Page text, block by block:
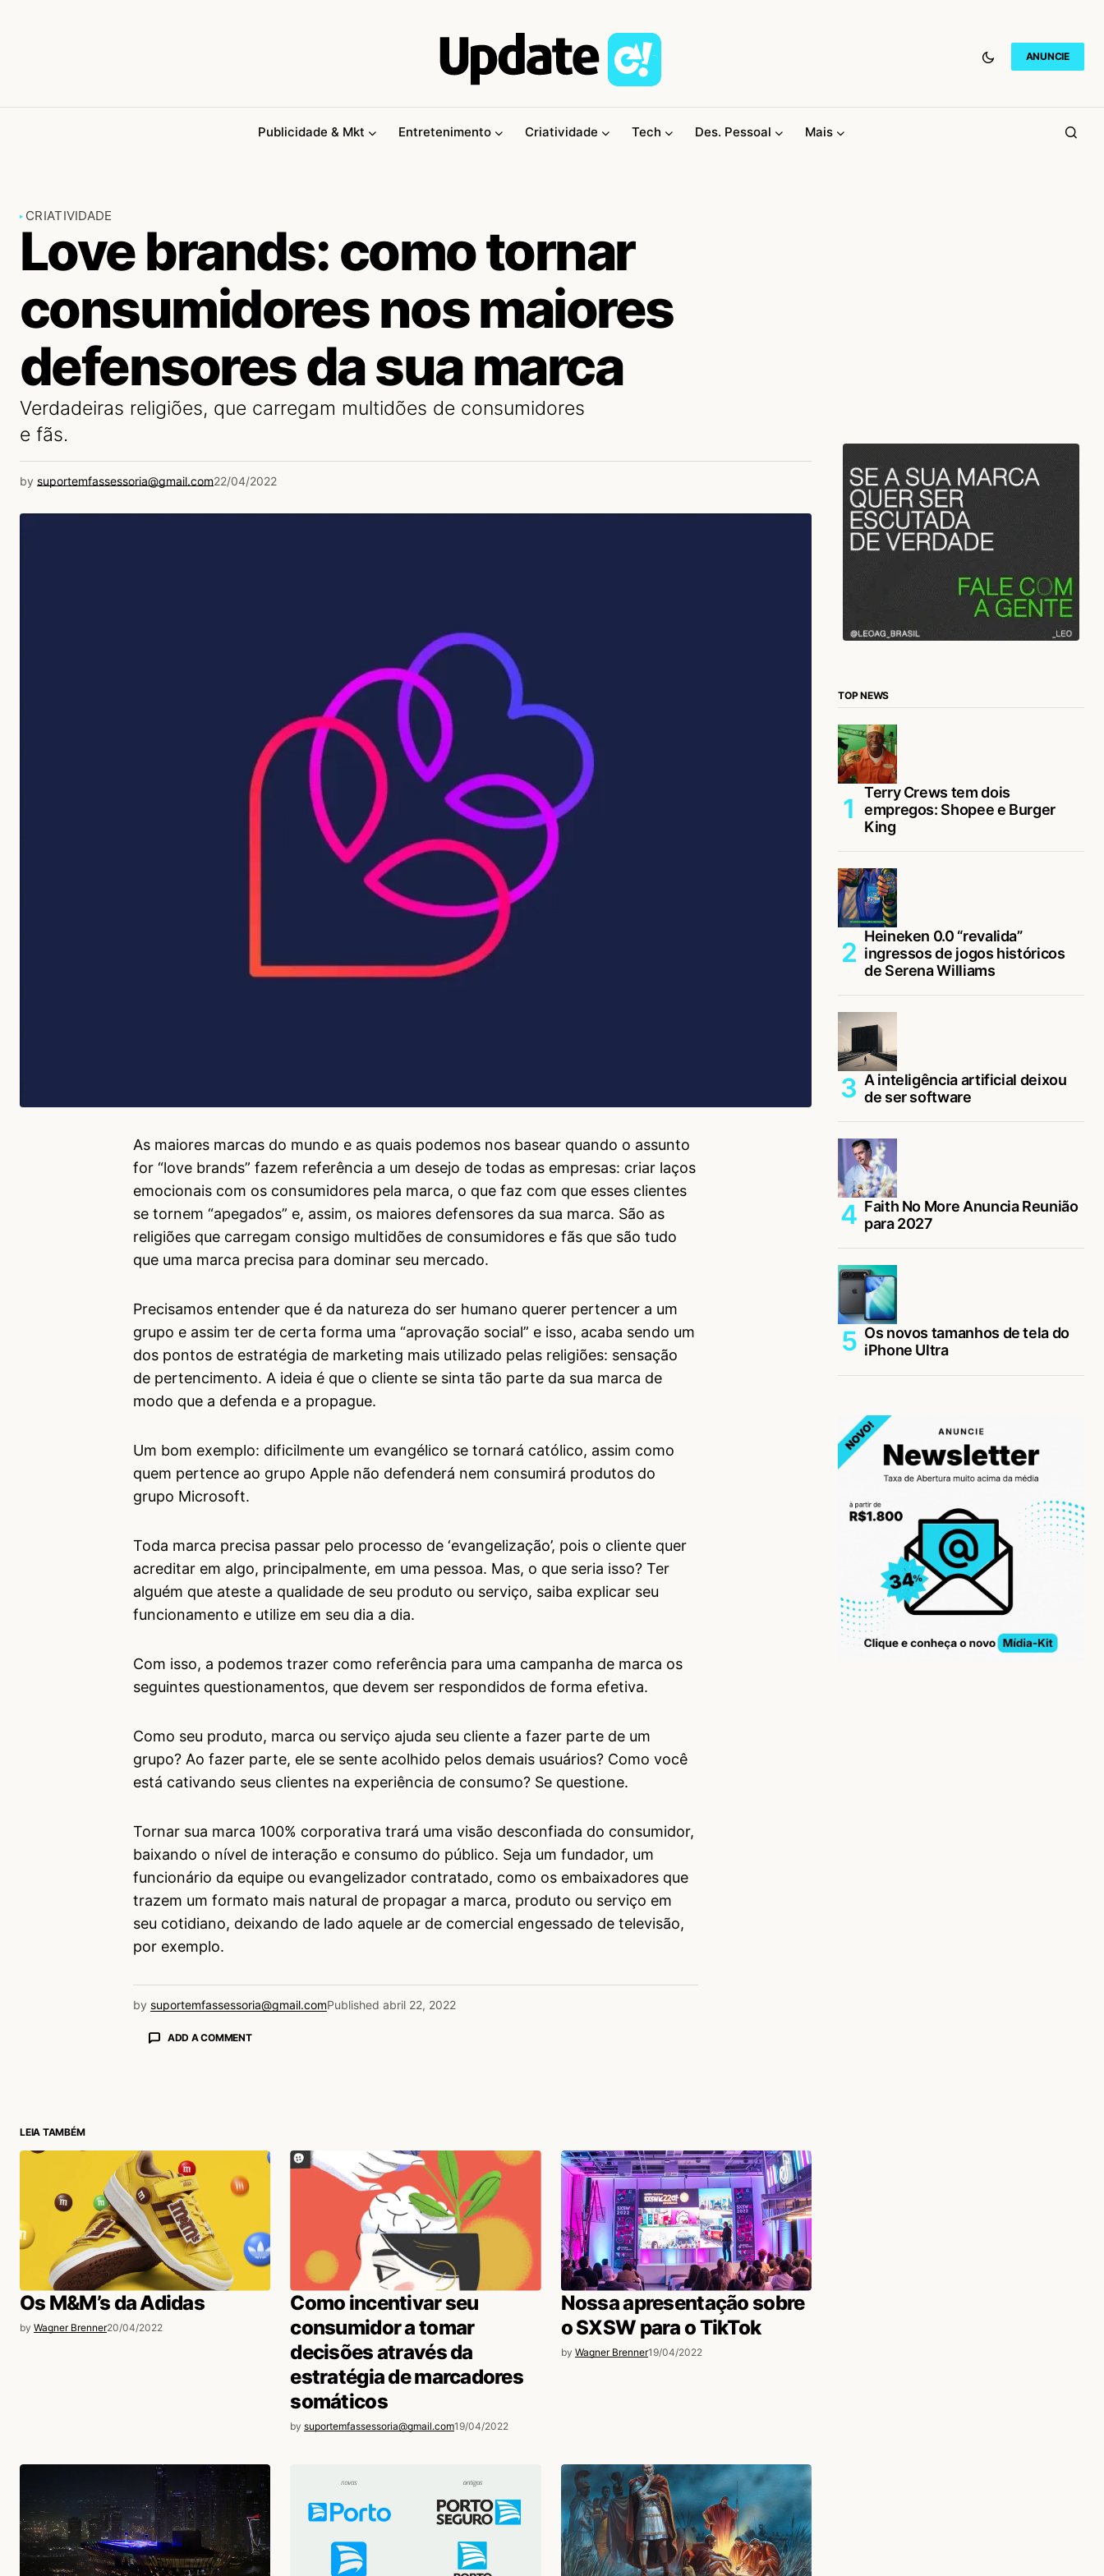
ANUNCIE
Publicidade & Mkt Entretenimento Criatividade Tech Des. Pessoal Mais
CRIATIVIDADE
Love brands: como tornar
consumidores nos maiores
defensores da sua marca
Verdadeiras religiões, que carregam multidões de consumidores
e fãs.
by suportemfassessoria@gmail.com22/04/2022
As maiores marcas do mundo e as quais podemos nos basear quando o assunto
for “love brands” fazem referência a um desejo de todas as empresas: criar laços
emocionais com os consumidores pela marca, o que faz com que esses clientes
se tornem “apegados” e, assim, os maiores defensores da sua marca. São as
religiões que carregam consigo multidões de consumidores e fãs que são tudo
que uma marca precisa para dominar seu mercado.
Precisamos entender que é da natureza do ser humano querer pertencer a um
grupo e assim ter de certa forma uma “aprovação social” e isso, acaba sendo um
dos pontos de estratégia de marketing mais utilizado pelas religiões: sensação
de pertencimento. A ideia é que o cliente se sinta tão parte da sua marca de
modo que a defenda e a propague.
Um bom exemplo: dificilmente um evangélico se tornará católico, assim como
quem pertence ao grupo Apple não defenderá nem consumirá produtos do
grupo Microsoft.
Toda marca precisa passar pelo processo de ‘evangelização’, pois o cliente quer
acreditar em algo, principalmente, em uma pessoa. Mas, o que seria isso? Ter
alguém que ateste a qualidade de seu produto ou serviço, saiba explicar seu
funcionamento e utilize em seu dia a dia.
Com isso, a podemos trazer como referência para uma campanha de marca os
seguintes questionamentos, que devem ser respondidos de forma efetiva.
Como seu produto, marca ou serviço ajuda seu cliente a fazer parte de um
grupo? Ao fazer parte, ele se sente acolhido pelos demais usuários? Como você
está cativando seus clientes na experiência de consumo? Se questione.
Tornar sua marca 100% corporativa trará uma visão desconfiada do consumidor,
baixando o nível de interação e consumo do público. Seja um fundador, um
funcionário da equipe ou evangelizador contratado, como os embaixadores que
trazem um formato mais natural de propagar a marca, produto ou serviço em
seu cotidiano, deixando de lado aquele ar de comercial engessado de televisão,
por exemplo.
by suportemfassessoria@gmail.comPublished abril 22, 2022
ADD A COMMENT
LEIA TAMBÉM
Os M&M’s da Adidas
by Wagner Brenner20/04/2022
Como incentivar seu
consumidor a tomar
decisões através da
estratégia de marcadores
somáticos
by suportemfassessoria@gmail.com19/04/2022
Nossa apresentação sobre
o SXSW para o TikTok
by Wagner Brenner19/04/2022
TOP NEWS
Terry Crews tem dois
empregos: Shopee e Burger
King
Heineken 0.0 “revalida”
ingressos de jogos históricos
de Serena Williams
A inteligência artificial deixou
de ser software
Faith No More Anuncia Reunião
para 2027
Os novos tamanhos de tela do
iPhone Ultra